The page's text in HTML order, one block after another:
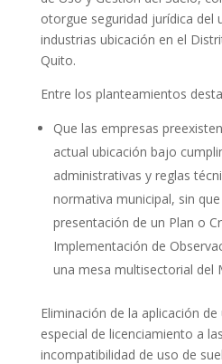
otorgue seguridad jurídica del
industrias ubicación en el
Quito.
Entre los planteamientos
Que las empresas
actual ubicación bajo
administrativas y reglas
normativa municipal, sin
presentación de un Plan o
Implementación de
una mesa multisectorial del
Eliminación de la aplicación
especial de licenciamiento a
incompatibilidad de uso de